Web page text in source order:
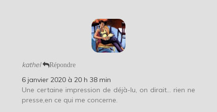
kathel Répondre
6 janvier 2020 à 20 h 38 min
Une certaine impression de déjà-lu, on dirait… rien ne
presse,en ce qui me concerne.